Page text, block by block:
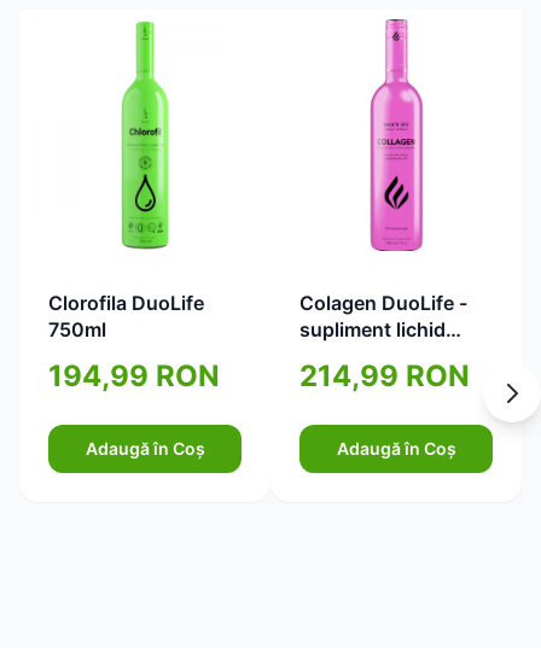
Clorofila DuoLife
750ml
194,99 RON
Adaugă în Coș
Colagen DuoLife -
supliment lichid
elastica 750ml
214,99 RON
Adaugă în Coș